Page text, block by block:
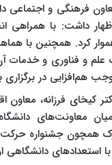
فرهنگی و
اظهار داشت: با
کرد. همچنین با
علم و فناوری و
هم‌افزایی در
فرزانه، معاون
معاونت‌های
همچون جشنواره
با استعدادهای